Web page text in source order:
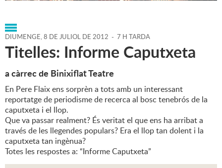
DIUMENGE,8 DE JULIOL DE 2012 - 7 H TARDA
Titelles: Informe Caputxeta
a càrrec de Binixiflat Teatre
En Pere Flaix ens sorprèn a tots amb un interessant
reportatge de periodisme de recerca al bosc tenebrós de la
caputxeta i el llop.
Que va passar realment? És veritat el que ens ha arribat a
través de les llegendes populars? Era el llop tan dolent i la
caputxeta tan ingènua?
Totes les respostes a: “Informe Caputxeta”